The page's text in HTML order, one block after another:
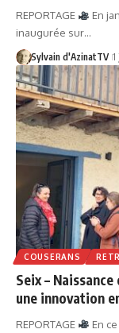
REPORTAGE
En
inaugurée sur…
Sylvain d'AzinatTV 1
COUSERANS
Seix –
une innovation
REPORTAGE En